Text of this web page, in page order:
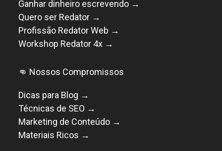
Ganhar dinheiro escrevendo →
Quero ser Redator →
Profissão Redator Web →
Workshop Redator 4x →
👊 Nossos Compromissos
Dicas para Blog →
Técnicas de SEO →
Marketing de Conteúdo →
Materiais Ricos →